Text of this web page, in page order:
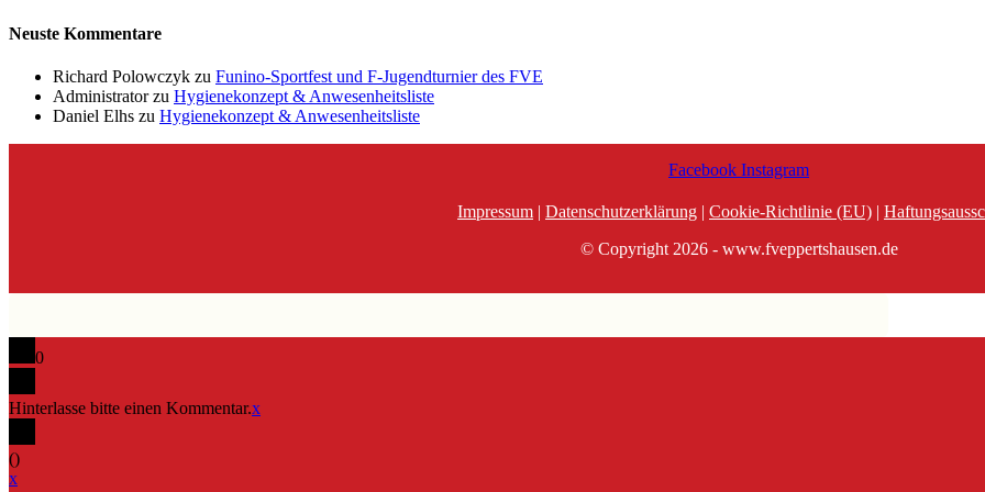
Neuste Kommentare
Richard Polowczyk zu Funino-Sportfest und F-Jugendturnier des FVE
Administratorzu Hygienekonzept & Anwesenheitsliste
Daniel Elhs zu Hygienekonzept & Anwesenheitsliste
Facebook Instagram
Impressum | Datenschutzerklärung | Cookie-Richtlinie (EU) |
© Copyright 2026 - www.fveppertshausen.de
0
Hinterlasse bitte einen Kommentar.x
()
x